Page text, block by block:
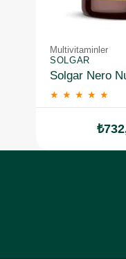
Multivitaminler
SOLGAR
Solgar Nero
★ ★ ★ ★ ★